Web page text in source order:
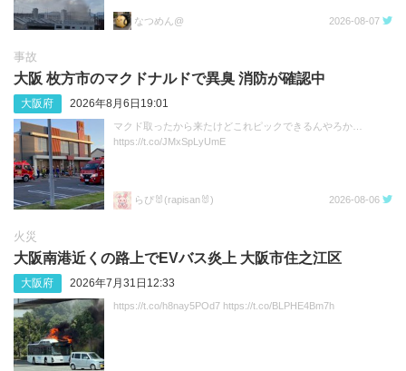
なつめん@ 2026-08-07
事故
大阪 枚方市のマクドナルドで異臭 消防が確認中
大阪府 2026年8月6日19:01
マクド取ったから来たけどこれピックできるんやろか…
https://t.co/JMxSpLyUmE
らぴ🐰(rapisan🐰) 2026-08-06
火災
大阪南港近くの路上でEVバス炎上 大阪市住之江区
大阪府 2026年7月31日12:33
https://t.co/h8nay5POd7 https://t.co/BLPHE4Bm7h